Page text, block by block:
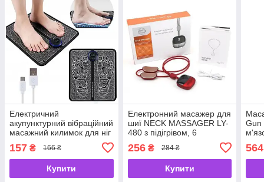
Електричний
акупунктурний вібраційний
масажний килимок для ніг
157 ₴ 166 ₴
Купити
Електронний масажер для
шиї NECK MASSAGER LY-
480 з підігрівом, 6
256₴ 284 ₴
Купити
Gun
564